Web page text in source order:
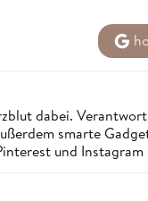
dabei.
smarte
und Instagram